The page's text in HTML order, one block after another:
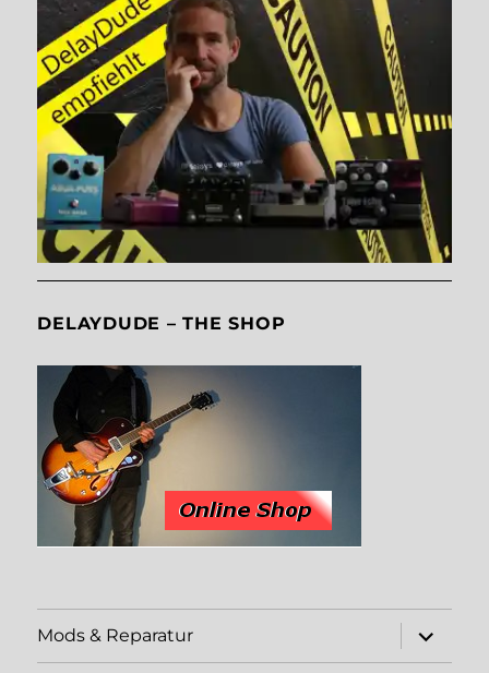
DELAYDUDE – THE SHOP
Mods & Reparatur
öffnen